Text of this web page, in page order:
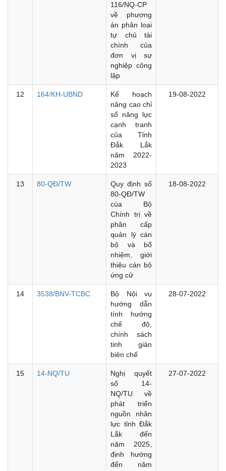
116/NQ-CP
về phương
án phân loại
tự chủ tài
chính của
đơn vị sự
nghiệp công
lập
12 164/KH-UBND
Kế hoạch
nâng cao chỉ
số năng lực
cạnh tranh
của Tỉnh
Đắk Lắk
năm 2022-
2023
19-08-2022
13 80-QĐ/TW
Quy định số
80-QĐ/TW
của Bộ
Chính trị về
phân cấp
quản lý cán
bộ và bổ
nhiệm, giới
thiệu cán bộ
ứng cử
18-08-2022
14 3538/BNV-TCBC
Bộ Nội vụ
hướng dẫn
tính hưởng
chế độ,
chính sách
tinh giản
biên chế
28-07-2022
15 14-NQ/TU
Nghị quyết
số 14-
NQ/TU về
phát triển
nguồn nhân
lực tỉnh Đắk
Lắk đến
năm 2025,
định hướng
đến năm
27-07-2022